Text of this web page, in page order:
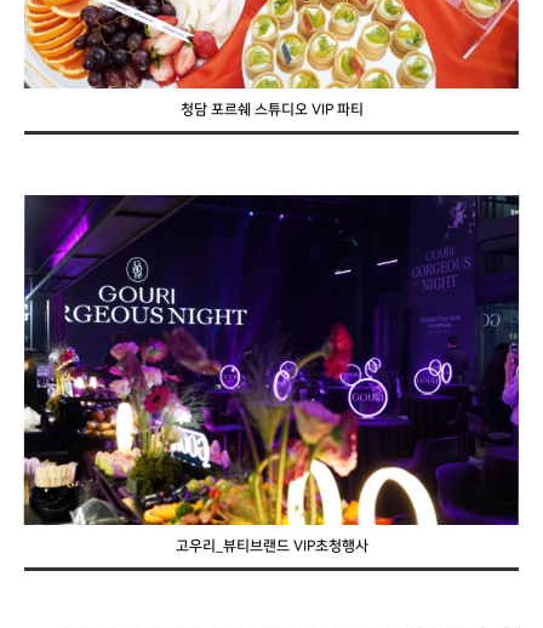
청담 포르쉐 스튜디오 VIP 파티
고우리_뷰티브랜드 VIP초청행사